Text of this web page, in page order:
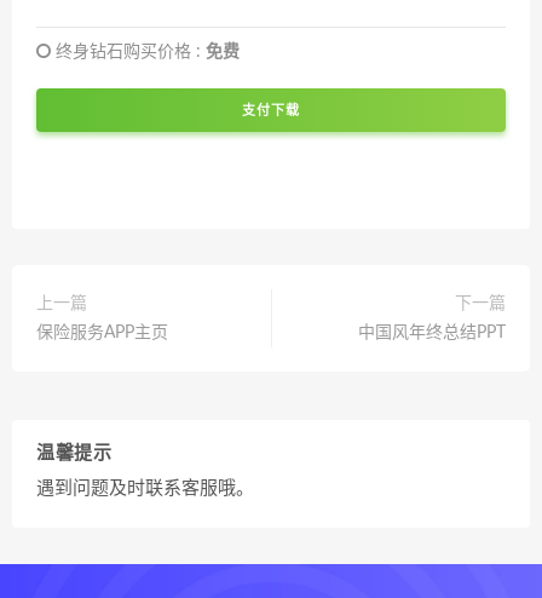
终身钻石购买价格 : 免费
支付下载
上一篇
保险服务APP主页
下一篇
中国风年终总结PPT
温馨提示
遇到问题及时联系客服哦。